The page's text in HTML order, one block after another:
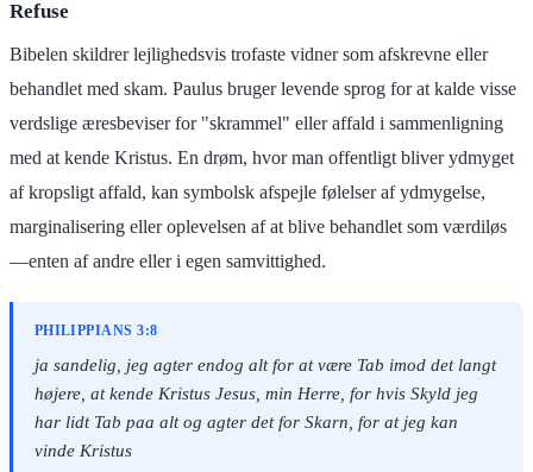
Refuse
Bibelen skildrer lejlighedsvis trofaste vidner som afskrevne eller
behandlet med skam. Paulus bruger levende sprog for at kalde visse
verdslige æresbeviser for "skrammel" eller affald i sammenligning
med at kende Kristus. En drøm, hvor man offentligt bliver ydmyget
af kropsligt affald, kan symbolsk afspejle følelser af ydmygelse,
marginalisering eller oplevelsen af at blive behandlet som værdiløs
—enten af andre eller i egen samvittighed.
PHILIPPIANS 3:8
ja sandelig, jeg agter endog alt for at være Tab imod det langt
højere, at kende Kristus Jesus, min Herre, for hvis Skyld jeg
har lidt Tab paa alt og agter det for Skarn, for at jeg kan
vinde Kristus